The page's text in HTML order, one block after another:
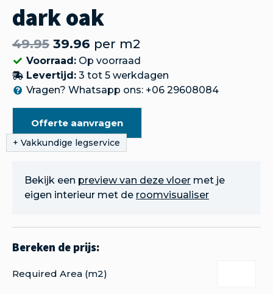
dark oak
49.95 39.96 per m2
Voorraad:Op voorraad
Levertijd:3 tot 5 werkdagen
Vragen? Whatsapp ons: +06 29608084
Offerte aanvragen
Bekijk een preview van deze vloer met je
eigen interieur met de roomvisualiser
Required Area (m2)